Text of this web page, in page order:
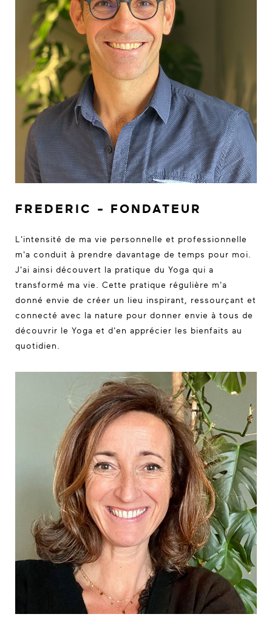
FREDERIC - FONDATEUR
L'intensité de ma vie personnelle et professionnelle
m'a conduit à prendre davantage de temps pour moi.
J'ai ainsi découvert la pratique du Yoga qui a
transformé ma vie. Cette pratique régulière m'a
donné envie de créer un lieu inspirant, ressourçant et
connecté avec la nature pour donner envie à tous de
découvrir le Yoga et d'en apprécier les bienfaits au
quotidien.